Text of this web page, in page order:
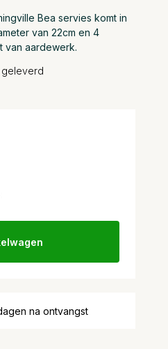
Bea servies komt in
van 22cm en 4
van aardewerk.
geleverd
na ontvangst